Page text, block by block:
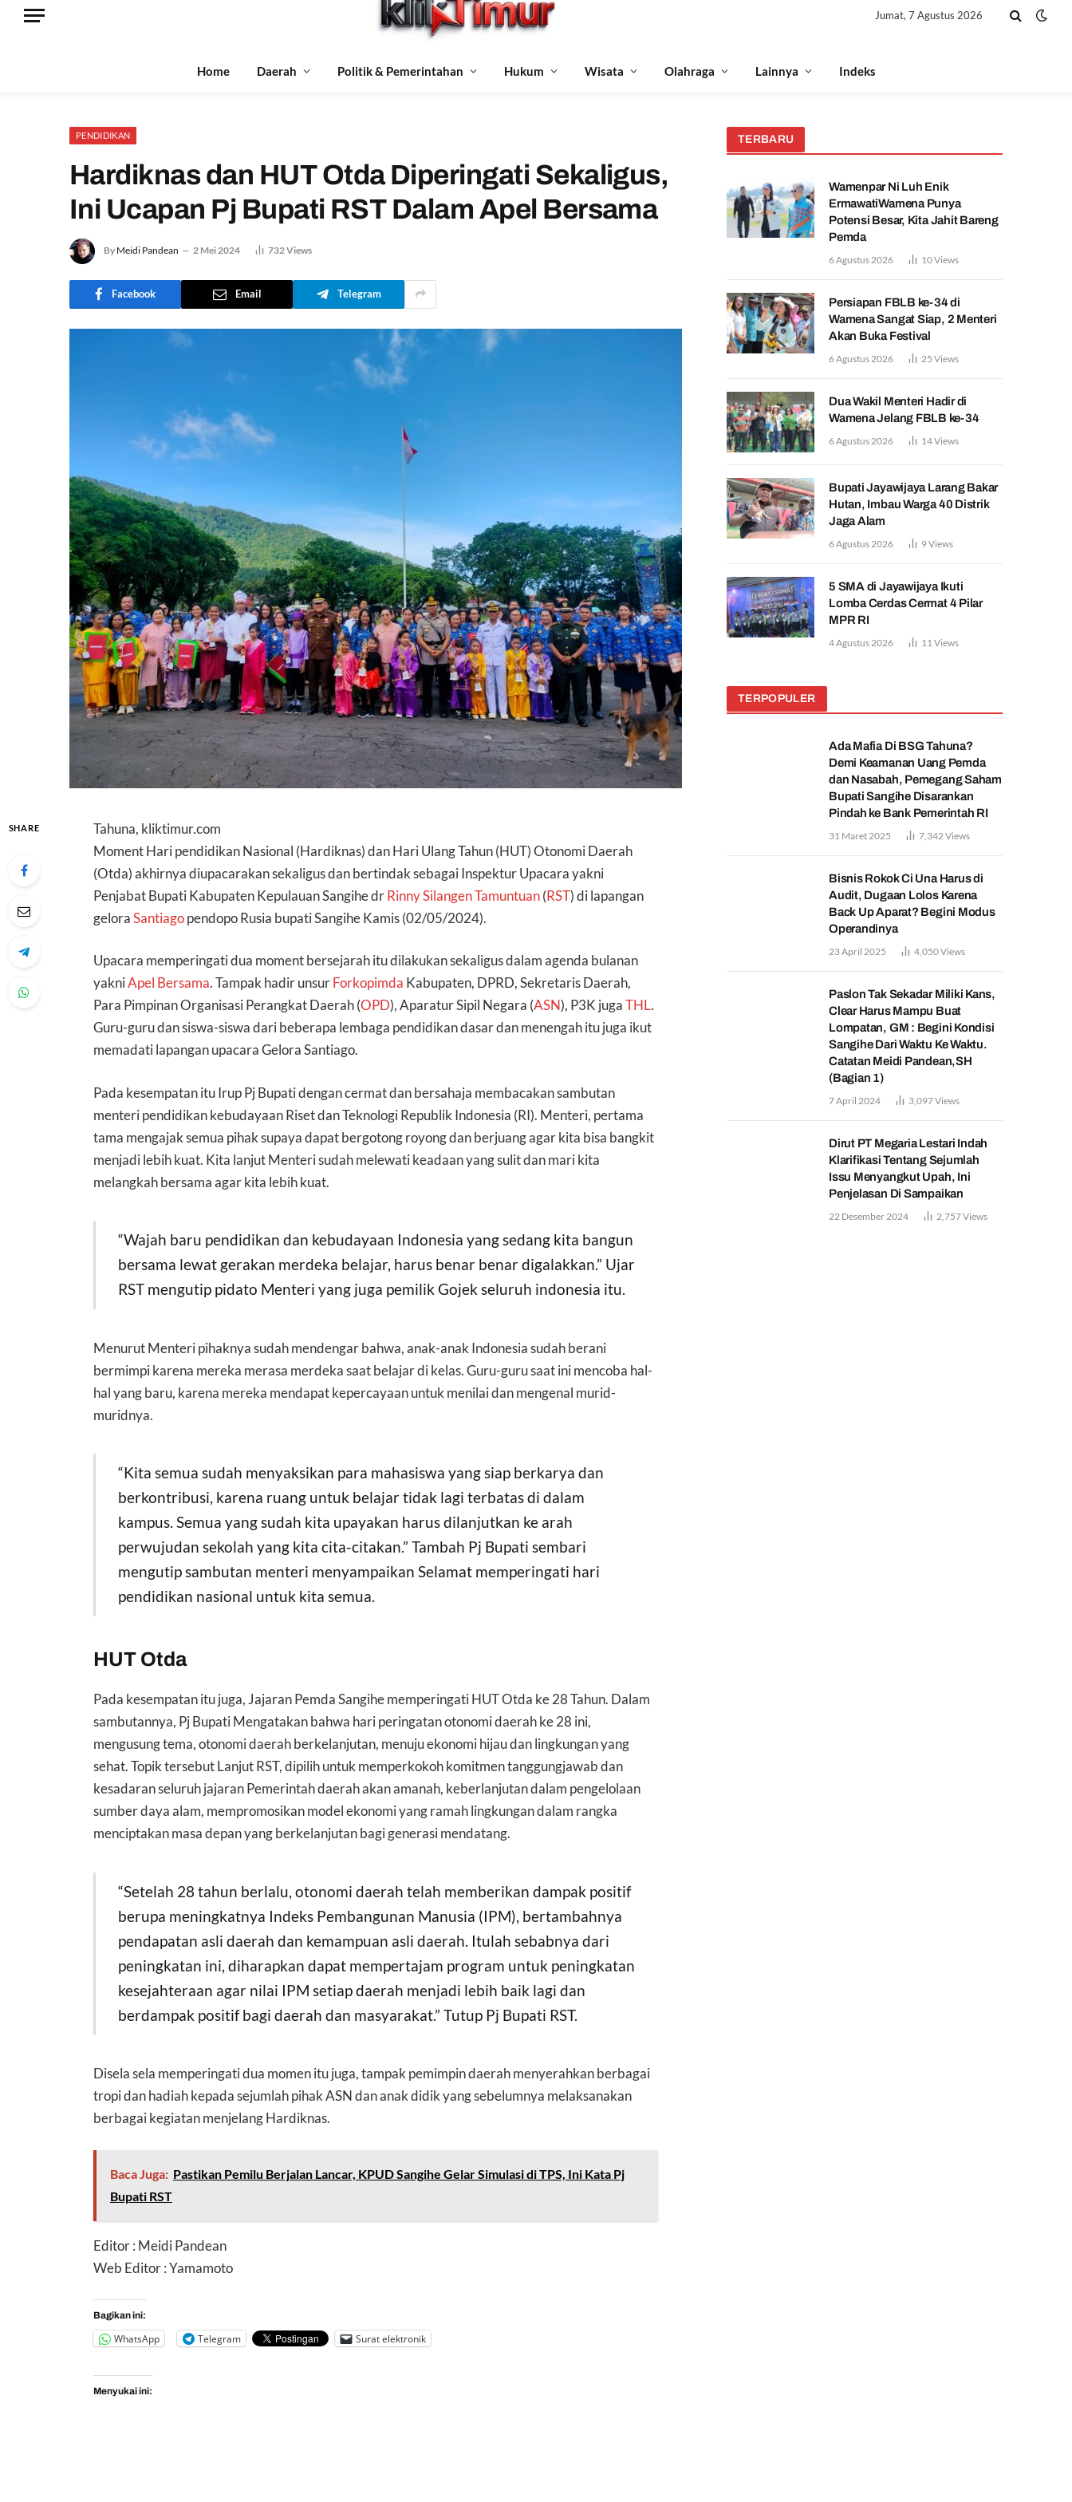
Jumat, 7 Agustus 2026
Home Daerah Politik & Pemerintahan Hukum Wisata Olahraga Lainnya Indeks
PENDIDIKAN
Hardiknas dan HUT Otda Diperingati Sekaligus,
Ini Ucapan Pj Bupati RST Dalam Apel Bersama
By Meidi Pandean 2 Mei 2024 732Views
Facebook Email Telegram
SHARE
Tahuna, kliktimur.com
Moment Hari pendidikan Nasional (Hardiknas) dan Hari Ulang Tahun (HUT) Otonomi Daerah
(Otda) akhirnya diupacarakan sekaligus dan bertindak sebagai Inspektur Upacara yakni
Penjabat Bupati Kabupaten Kepulauan Sangihe dr Rinny Silangen Tamuntuan (RST) di lapangan
geloraSantiago pendopo Rusia bupati Sangihe Kamis (02/05/2024).
Upacara memperingati dua moment bersejarah itu dilakukan sekaligus dalam agenda bulanan
yakniApel Bersama. Tampak hadir unsur Forkopimda Kabupaten, DPRD, Sekretaris Daerah,
Para Pimpinan Organisasi Perangkat Daerah (OPD), Aparatur Sipil Negara (ASN), P3K jugaTHL.
Guru-guru dan siswa-siswa dari beberapa lembaga pendidikan dasar dan menengah itu juga ikut
memadati lapangan upacara Gelora Santiago.
Pada kesempatan itu Irup Pj Bupati dengan cermat dan bersahaja membacakan sambutan
menteri pendidikan kebudayaan Riset dan Teknologi Republik Indonesia (RI). Menteri, pertama
tama mengajak semua pihak supaya dapat bergotong royong dan berjuang agar kita bisa bangkit
menjadi lebih kuat. Kita lanjut Menteri sudah melewati keadaan yang sulit dan mari kita
melangkah bersama agar kita lebih kuat.
“Wajah baru pendidikan dan kebudayaan Indonesia yang sedang kita bangun
bersama lewat gerakan merdeka belajar, harus benar benar digalakkan.” Ujar
RST mengutip pidato Menteri yang juga pemilik Gojek seluruh indonesia itu.
Menurut Menteri pihaknya sudah mendengar bahwa, anak-anak Indonesia sudah berani
bermimpi karena mereka merasa merdeka saat belajar di kelas. Guru-guru saat ini mencoba hal-
hal yang baru, karena mereka mendapat kepercayaan untuk menilai dan mengenal murid-
muridnya.
“Kita semua sudah menyaksikan para mahasiswa yang siap berkarya dan
berkontribusi, karena ruang untuk belajar tidak lagi terbatas di dalam
kampus. Semua yang sudah kita upayakan harus dilanjutkan ke arah
perwujudan sekolah yang kita cita-citakan.” Tambah Pj Bupati sembari
mengutip sambutan menteri menyampaikan Selamat memperingati hari
pendidikan nasional untuk kita semua.
HUT Otda
Pada kesempatan itu juga, Jajaran Pemda Sangihe memperingati HUT Otda ke 28 Tahun. Dalam
sambutannya, Pj Bupati Mengatakan bahwa hari peringatan otonomi daerah ke 28 ini,
mengusung tema, otonomi daerah berkelanjutan, menuju ekonomi hijau dan lingkungan yang
sehat. Topik tersebut Lanjut RST, dipilih untuk memperkokoh komitmen tanggungjawab dan
kesadaran seluruh jajaran Pemerintah daerah akan amanah, keberlanjutan dalam pengelolaan
sumber daya alam, mempromosikan model ekonomi yang ramah lingkungan dalam rangka
menciptakan masa depan yang berkelanjutan bagi generasi mendatang.
“Setelah 28 tahun berlalu, otonomi daerah telah memberikan dampak positif
berupa meningkatnya Indeks Pembangunan Manusia (IPM), bertambahnya
pendapatan asli daerah dan kemampuan asli daerah. Itulah sebabnya dari
peningkatan ini, diharapkan dapat mempertajam program untuk peningkatan
kesejahteraan agar nilai IPM setiap daerah menjadi lebih baik lagi dan
berdampak positif bagi daerah dan masyarakat.” Tutup Pj Bupati RST.
Disela sela memperingati dua momen itu juga, tampak pemimpin daerah menyerahkan berbagai
tropi dan hadiah kepada sejumlah pihak ASN dan anak didik yang sebelumnya melaksanakan
berbagai kegiatan menjelang Hardiknas.
Baca Juga: Pastikan Pemilu Berjalan Lancar, KPUD Sangihe Gelar Simulasi di TPS, Ini Kata Pj
Bupati RST
Editor : Meidi Pandean
Web Editor : Yamamoto
Bagikan ini:
WhatsApp Telegram Surat elektronik
Menyukai ini:
TERBARU
Wamenpar Ni Luh Enik
ErmawatiWamena Punya
Potensi Besar, Kita Jahit Bareng
Pemda
6 Agustus 2026 10Views
Persiapan FBLB ke-34 di
Wamena Sangat Siap, 2 Menteri
Akan Buka Festival
6 Agustus 2026 25 Views
Dua Wakil Menteri Hadir di
Wamena Jelang FBLB ke-34
6 Agustus 2026 14Views
Bupati Jayawijaya Larang Bakar
Hutan, Imbau Warga 40 Distrik
Jaga Alam
6 Agustus 2026 9Views
5 SMA di Jayawijaya Ikuti
Lomba Cerdas Cermat 4 Pilar
MPR RI
4 Agustus 2026 11 Views
TERPOPULER
Ada Mafia Di BSG Tahuna?
Demi Keamanan Uang Pemda
dan Nasabah, Pemegang Saham
Bupati Sangihe Disarankan
Pindah ke Bank Pemerintah RI
31 Maret 2025 7,342 Views
Bisnis Rokok Ci Una Harus di
Audit, Dugaan Lolos Karena
Back Up Aparat? Begini Modus
Operandinya
23 April 2025 4,050Views
Paslon Tak Sekadar Miliki Kans,
Clear Harus Mampu Buat
Lompatan, GM : Begini Kondisi
Sangihe Dari Waktu Ke Waktu.
Catatan Meidi Pandean,SH
(Bagian 1)
7 April 2024 3,097Views
Dirut PT Megaria Lestari Indah
Klarifikasi Tentang Sejumlah
Issu Menyangkut Upah, Ini
Penjelasan Di Sampaikan
22 Desember 2024 2,757Views